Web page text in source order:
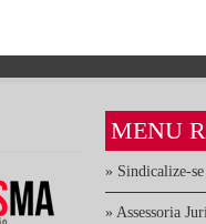
MENU
» Sindicalize-se
» Assessoria